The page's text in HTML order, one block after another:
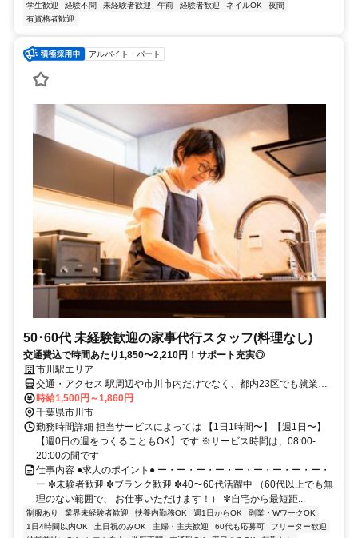
学生歓迎
経験不問 未経験者歓迎 午前 経験者歓迎 ネイルOK
夜間
有資格者歓迎
アルバイト・パート
50･60代 未経験歓迎の家事代行スタッフ(料理なし)
交通費込で時間あたり1,850〜2,210円！サポート充実◎
市川駅エリア
交通・アクセス 駅周辺や市川市内だけでなく、都内23区でも就業可
能な場合は、より多くのお仕事を担当いただけます。
時給1,500円～1,860円
千葉県市川市
勤務時間詳細 担当サービスによっては 【1日1時間〜】【週1日〜】
【週0日の週をつくることもOK】です ※サービス時間は、08:00-
20:00の間です
仕事内容 ●求人のポイント● ー・ー・ー・ー・ー・ー・ー・ー・ー・
ー ✼未験者歓迎 ✼ブランク歓迎 ✼40〜60代活躍中 （60代以上でも無
理のない範囲で、 お仕事いただけます！） ✼自宅から最短距...
制服あり 業界未経験者歓迎 扶養内勤務OK 週1日からOK
副業・WワークOK
1日4時間以内OK
土日祝のみOK 主婦・主夫歓迎 60代も応募可
フリーター歓迎